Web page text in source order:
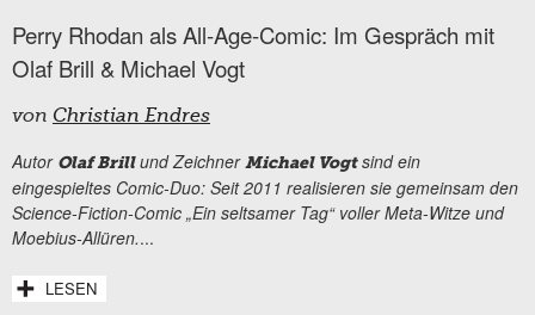
Perry Rhodan als All-Age-Comic: Im Gespräch mit
Olaf Brill & Michael Vogt
von Christian Endres
Autor Olaf Brillund ZeichnerMichael Vogtsind ein
eingespieltes Comic-Duo: Seit 2011 realisieren sie gemeinsam den
Science-Fiction-Comic „Ein seltsamer Tag“ voller Meta-Witze und
Moebius-Allüren....
LESEN